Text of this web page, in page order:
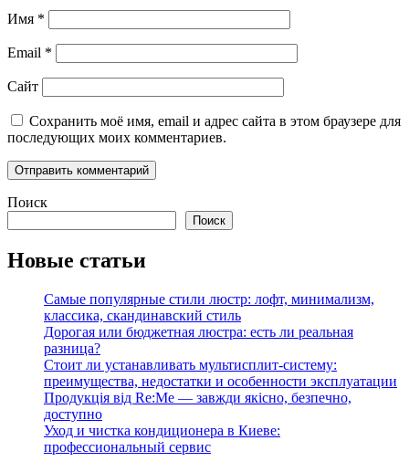
Имя *
Email *
Сайт
Сохранить моё имя, email и адрес сайта в этом браузере для
последующих моих комментариев.
Поиск
Поиск
Новые статьи
Самые популярные стили люстр: лофт, минимализм,
классика, скандинавский стиль
Дорогая или бюджетная люстра: есть ли реальная
разница?
Стоит ли устанавливать мультисплит-систему:
преимущества, недостатки и особенности эксплуатации
Продукція від Re:Me — завжди якісно, безпечно,
доступно
Уход и чистка кондиционера в Киеве:
профессиональный сервис